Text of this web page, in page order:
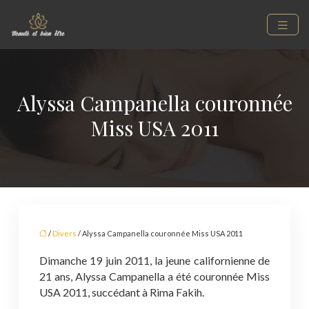
Alyssa Campanella couronnée
Miss USA 2011
/ Divers / Alyssa Campanella couronnée Miss USA 2011
Dimanche 19 juin 2011, la jeune californienne de
21 ans, Alyssa Campanella a été couronnée Miss
USA 2011, succédant à Rima Fakih.